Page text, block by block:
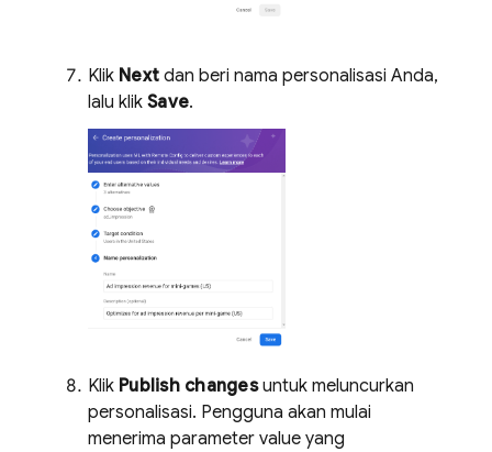
Klik Next dan beri nama personalisasi Anda,
lalu klik Save.
Klik Publish changesuntuk meluncurkan
personalisasi. Pengguna akan mulai
menerima parameter value yang